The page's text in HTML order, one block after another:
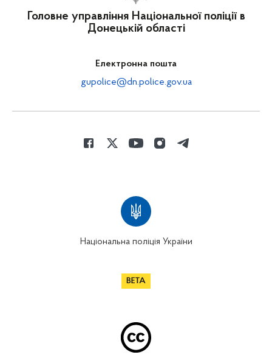
Головне управління Національної поліції в
Донецькій області
Електронна пошта
gupolice@dn.police.gov.ua
Національна поліція України